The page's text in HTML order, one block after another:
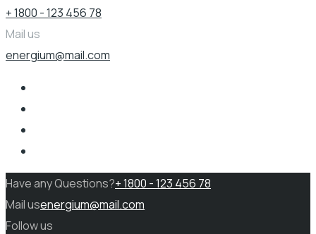
+ 1800 - 123 456 78
Mail us
energium@mail.com
Have any Questions?+ 1800 - 123 456 78
Mail usenergium@mail.com
Follow us